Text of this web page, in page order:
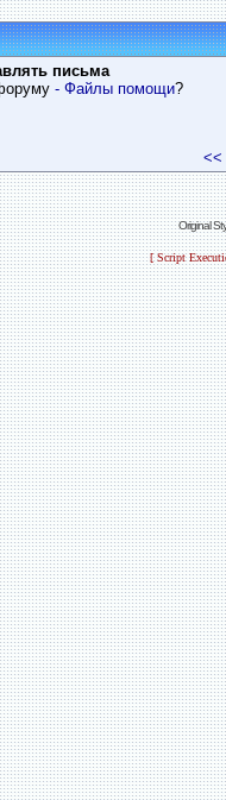
письма
- Файлы помощи?
<<
Original
[ Script